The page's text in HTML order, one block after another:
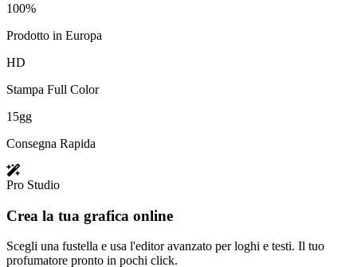
100%
Prodotto in Europa
HD
Stampa Full Color
15gg
Consegna Rapida
Pro Studio
Crea la tua grafica online
Scegli una fustella e usa l'editor avanzato per loghi e testi. Il tuo
profumatore pronto in pochi click.